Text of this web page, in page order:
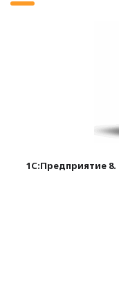
1С:Предприятие 8.